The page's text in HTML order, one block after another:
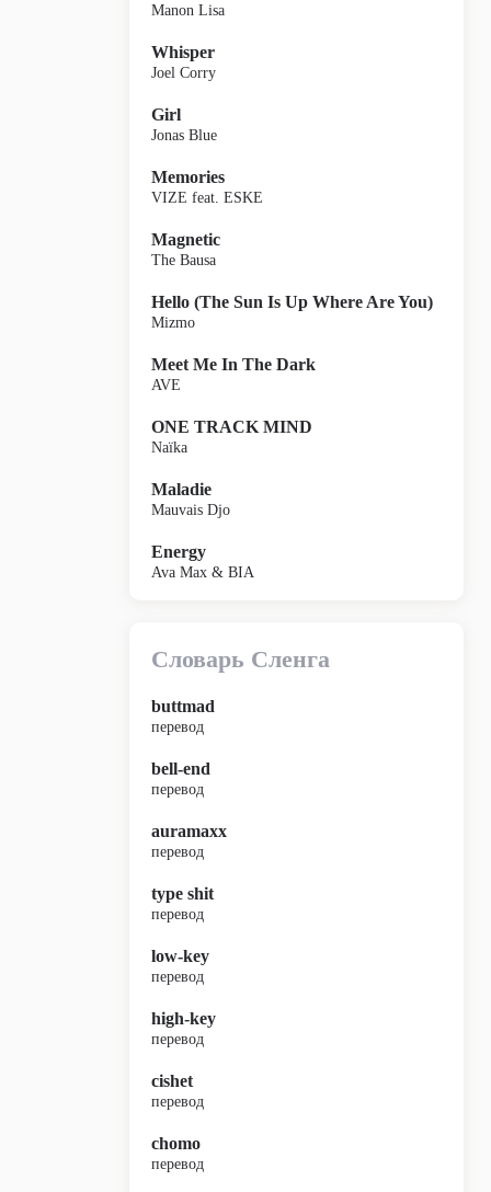
Manon Lisa
Whisper
Joel Corry
Girl
Jonas Blue
Memories
VIZE feat. ESKE
Magnetic
The Bausa
Hello (The Sun Is Up Where Are You)
Mizmo
Meet Me In The Dark
AVE
ONE TRACK MIND
Naïka
Maladie
Mauvais Djo
Energy
Ava Max & BIA
Словарь Сленга
buttmad
перевод
bell-end
перевод
auramaxx
перевод
type shit
перевод
low-key
перевод
high-key
перевод
cishet
перевод
chomo
перевод